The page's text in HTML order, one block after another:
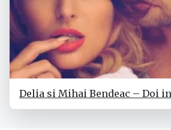
Delia si Mihai Bendeac – Doi